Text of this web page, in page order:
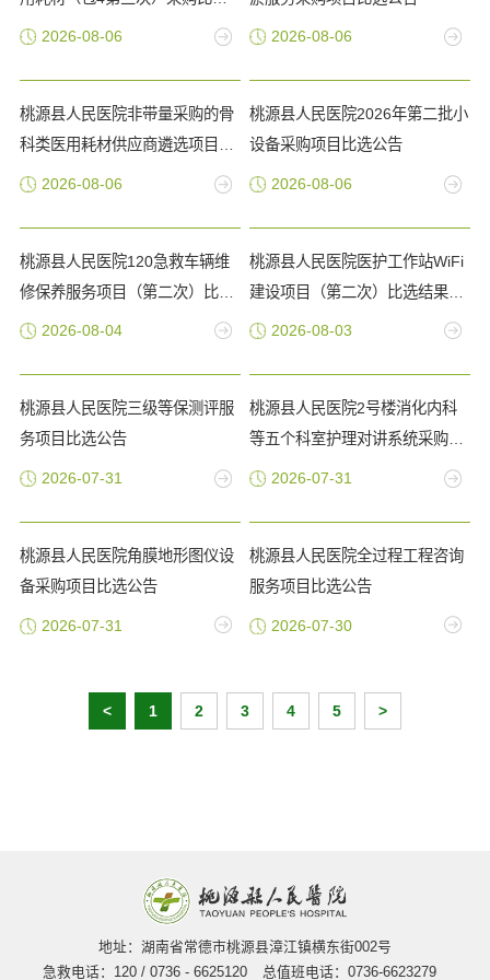
公告2026-08-06 2026-08-06
桃源县人民医院非带量采购的骨
科类医用耗材供应商遴选项目比
选公告2026-08-06
桃源县人民医院2026年第二批小
设备采购项目比选公告
2026-08-06
桃源县人民医院120急救车辆维
修保养服务项目（第二次）比选
结果公告
2026-08-04
桃源县人民医院医护工作站WiFi
建设项目（第二次）比选结果公
告 2026-08-03
桃源县人民医院三级等保测评服
务项目比选公告
2026-07-31
桃源县人民医院2号楼消化内科
等五个科室护理对讲系统采购项
目 比选公告
2026-07-31
桃源县人民医院角膜地形图仪设
备采购项目比选公告
2026-07-31
桃源县人民医院全过程工程咨询
服务项目比选公告
2026-07-30
< 1 2 3 4 5 >
地址：湖南省常德市桃源县漳江镇横东街002号
急救电话：120 / 0736 - 6625120
总值班电话：0736-6623279